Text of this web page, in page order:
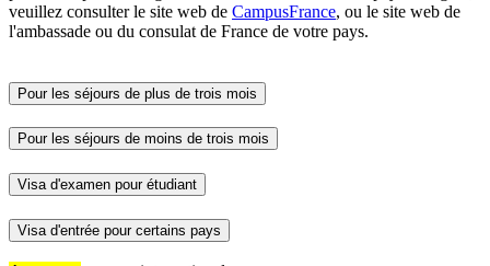
veuillez consulter le site web de CampusFrance, ou le site web de
l'ambassade ou du consulat de France de votre pays.
Pour les séjours de plus de trois mois
Pour les séjours de moins de trois mois
Visa d'examen pour étudiant
Visa d'entrée pour certains pays